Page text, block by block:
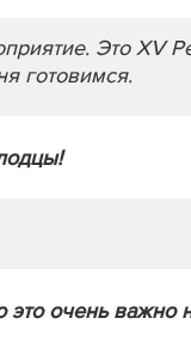
Это XV
готовимся.
очень важно